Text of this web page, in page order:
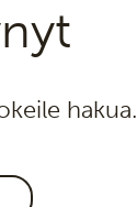
hakua.